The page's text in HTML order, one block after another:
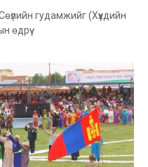
гудамжийг (Хүүхдийн
өдрүү